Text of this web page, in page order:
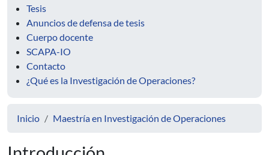
Tesis
Anuncios de defensa de tesis
Cuerpo docente
SCAPA-IO
Contacto
¿Qué es la Investigación de Operaciones?
Inicio Maestría en Investigación de Operaciones